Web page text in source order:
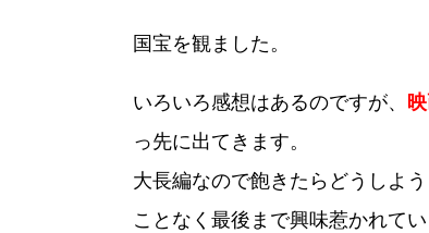
国宝を観ました。
いろいろ感想はあるのですが、
っ先に出てきます。
大長編なので飽きたらどうしよ
ことなく最後まで興味惹かれてい